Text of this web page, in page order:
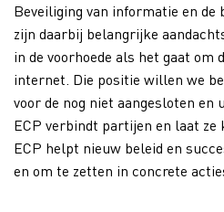
Beveiliging van informatie en de
zijn daarbij belangrijke
in de voorhoede als het gaat om
internet. Die positie willen we
voor de nog niet aangesloten en
ECP verbindt partijen en laat ze
ECP helpt nieuw beleid en
en om te zetten in concrete